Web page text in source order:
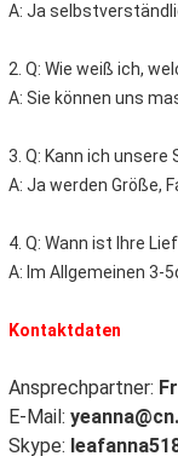
A: Ja
2. Q: Wie weiß ich,
A: Sie können uns
3. Q: Kann ich
A: Ja werden Größe,
4. Q: Wann ist Ihre
A: Im Allgemeinen 3-
Kontaktdaten
Ansprechpartner:
E-Mail:
Skype: